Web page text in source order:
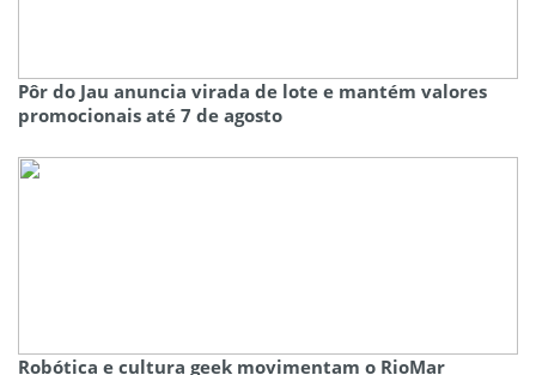
Pôr do Jau anuncia virada de lote e mantém valores
promocionais até 7 de agosto
Robótica e cultura geek movimentam o RioMar